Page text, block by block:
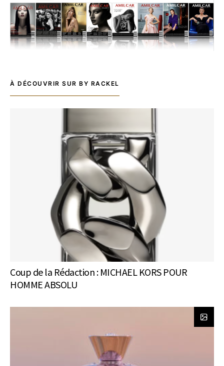
À DÉCOUVRIR SUR BY RACKEL
Coup de la Rédaction : MICHAEL KORS POUR
HOMME ABSOLU